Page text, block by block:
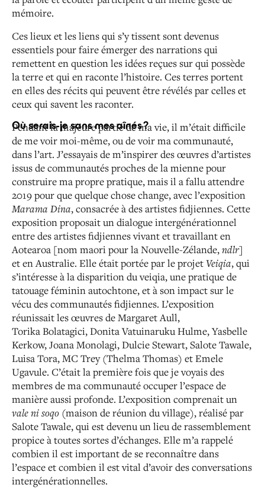
mémoire.
Ces lieux et les liens qui s’y tissent sont devenus
essentiels pour faire émerger des narrations qui
remettenten question les idées reçues sur qui possède
la terre et quien raconte l’histoire. Ces terres portent
en elles des récitsqui peuvent être révélés par celles et
ceux qui savent les raconter.
Où serais-je sans mes aînés ?
Pendant la majeure partie de ma vie, il m’était difficile
de me voir moi-même, ou de voir ma communauté,
dansl’art. J’essayais de m’inspirer des œuvres d’artistes
issusde communautés proches de la mienne pour
construirema propre pratique, mais il a fallu attendre
2019 pour que quelque chose change, avec l’exposition
Marama Dina,consacrée à des artistes fidjiennes. Cette
exposition proposaitun dialogue intergénérationnel
entre des artistes fidjiennesvivant et travaillant en
Aotearoa [nom maori pour laNouvelle-Zélande,ndlr]
et en Australie. Elle était portéepar le projetVeiqia, qui
s’intéresse à la disparition duveiqia, une pratique de
tatouage féminin autochtone, et à son impact sur le
vécu des communautés fidjiennes. L’exposition
réunissait les œuvres de Margaret Aull,
TorikaBolatagici, Donita Vatuinaruku Hulme, Yasbelle
Kerkow, Joana Monolagi, Dulcie Stewart, Salote Tawale,
LuisaTora, MC Trey (Thelma Thomas) et Emele
Ugavule. C’étaitla première fois que je voyais des
membres de macommunauté occuper l’espace de
manière aussi profonde. L’exposition comprenait un
vale ni soqo (maison de réunion du village), réalisé par
Salote Tawale, qui estdevenu un lieu de rassemblement
propice à toutes sortes d’échanges. Elle m’a rappelé
combien il est importantde se reconnaître dans
l’espace et combien il est vital d’avoirdes conversations
intergénérationnelles.